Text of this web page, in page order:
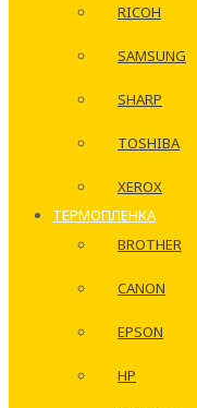
RICOH
SAMSUNG
SHARP
TOSHIBA
XEROX
ТЕРМОПЛЕНКА
BROTHER
CANON
EPSON
HP